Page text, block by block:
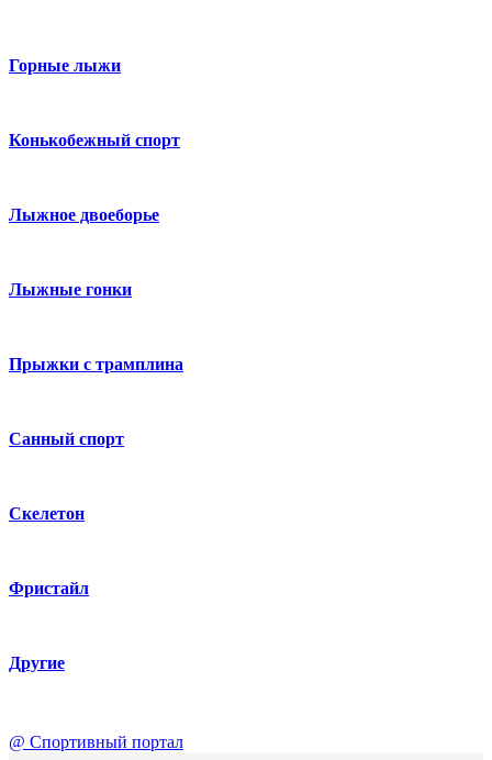
Горные лыжи
Конькобежный спорт
Лыжное двоеборье
Лыжные гонки
Прыжки с трамплина
Санный спорт
Скелетон
Фристайл
Другие
@ Спортивный портал